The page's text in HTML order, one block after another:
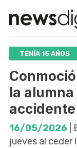
TENÍA 15 AÑOS
la
16/05/2026
jueves al